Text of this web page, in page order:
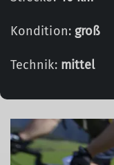
Kondition: groß
Technik: mittel